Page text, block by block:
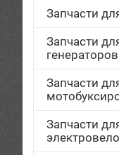
Запчасти
Запчасти
Запчасти
Запчасти